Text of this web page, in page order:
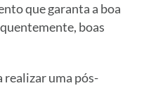
que garanta a boa
boas
realizar uma pós-